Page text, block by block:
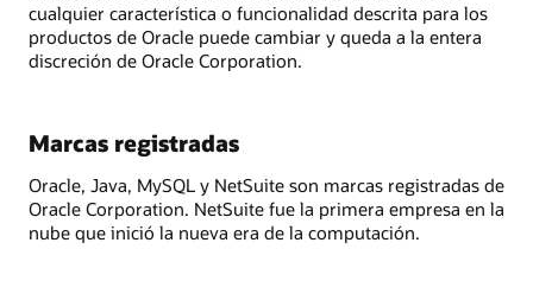
cualquier característica o funcionalidad descrita para los
productos de Oracle puede cambiar y queda a la entera
discreción de Oracle Corporation.
Marcas registradas
Oracle, Java, MySQL y NetSuite son marcas registradas de
Oracle Corporation. NetSuite fue la primera empresa en la
nube que inició la nueva era de la computación.